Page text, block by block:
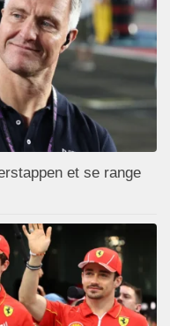
et se range